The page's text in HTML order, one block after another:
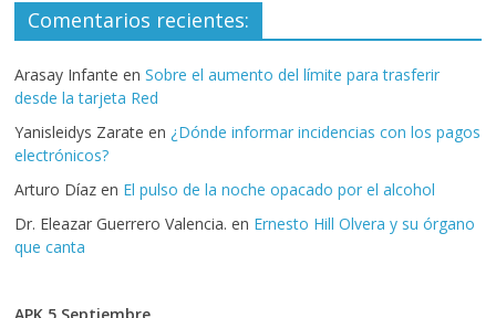
Comentarios recientes:
Arasay Infante enSobre el aumento del límite para trasferir
desde la tarjeta Red
Yanisleidys Zarate en ¿Dónde informar incidencias con los pagos
electrónicos?
Arturo Díaz en El pulso de la noche opacado por el alcohol
Dr. Eleazar Guerrero Valencia. en Ernesto Hill Olvera y su órgano
que canta